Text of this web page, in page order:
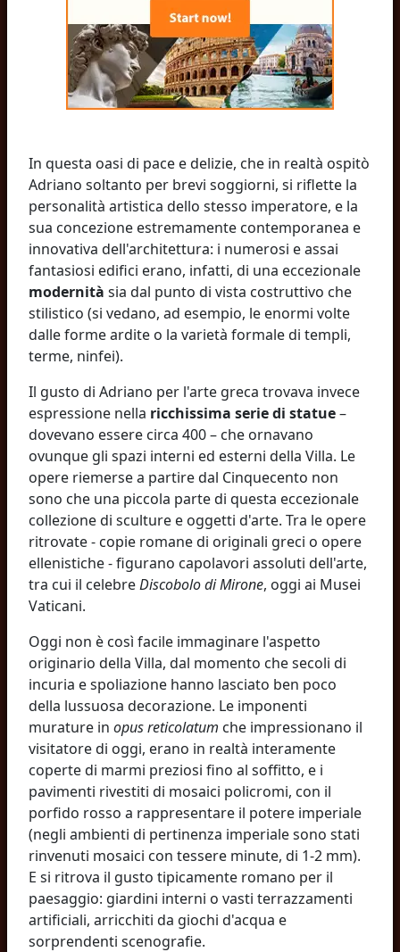
In questa oasi di pace e delizie, che in realtà ospitò
Adriano soltanto per brevi soggiorni, si riflette la
personalità artistica dello stesso imperatore, e la
sua concezione estremamente contemporanea e
innovativa dell'architettura: i numerosi e assai
fantasiosi edifici erano, infatti, di una eccezionale
modernità sia dal punto di vista costruttivo che
stilistico (si vedano, ad esempio, le enormi volte
dalle forme ardite o la varietà formale di templi,
terme, ninfei).
Il gusto di Adriano per l'arte greca trovava invece
espressione nella ricchissima serie di statue–
dovevano essere circa 400 – che ornavano
ovunque gli spazi interni ed esterni della Villa. Le
opere riemerse a partire dal Cinquecento non
sono che una piccola parte di questa eccezionale
collezione di sculture e oggetti d'arte. Tra le opere
ritrovate - copie romane di originali greci o opere
ellenistiche - figurano capolavori assoluti dell'arte,
tra cui il celebreDiscobolo di Mirone, oggi ai Musei
Vaticani.
Oggi non è così facile immaginare l'aspetto
originario della Villa, dal momento che secoli di
incuria e spoliazione hanno lasciato ben poco
della lussuosa decorazione. Le imponenti
murature in opus reticolatum che impressionano il
visitatore di oggi, erano in realtà interamente
coperte di marmi preziosi fino al soffitto, e i
pavimenti rivestiti di mosaici policromi, con il
porfido rosso a rappresentare il potere imperiale
(negli ambienti di pertinenza imperiale sono stati
rinvenuti mosaici con tessere minute, di 1-2 mm).
E si ritrova il gusto tipicamente romano per il
paesaggio: giardini interni o vasti terrazzamenti
artificiali, arricchiti da giochi d'acqua e
sorprendenti scenografie.